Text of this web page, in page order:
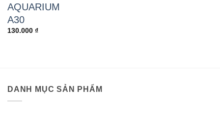
AQUARIUM
A30
130.000 ₫
DANH MỤC SẢN PHẨM